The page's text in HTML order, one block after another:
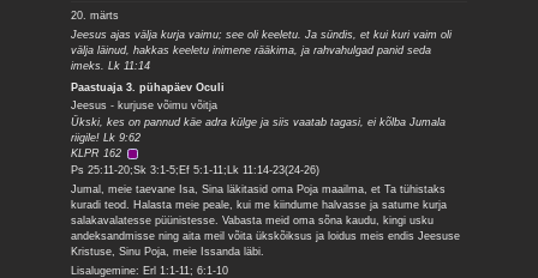
20. märts
Jeesus ajas välja kurja vaimu; see oli keeletu. Ja sündis, et kui kuri vaim oli
välja läinud, hakkas keeletu inimene rääkima, ja rahvahulgad panid seda
imeks. Lk 11:14
Paastuaja 3. pühapäev Oculi
Jeesus - kurjuse võimu võitja
Ükski, kes on pannud käe adra külge ja siis vaatab tagasi, ei kõlba Jumala
riigile! Lk 9:62
KLPR 162
Ps 25:11-20;Sk 3:1-5;Ef 5:1-11;Lk 11:14-23(24-26)
Jumal, meie taevane Isa, Sina läkitasid oma Poja maailma, et Ta tühistaks
kuradi teod. Halasta meie peale, kui me kiindume halvasse ja satume kurja
salakavalatesse püünistesse. Vabasta meid oma sõna kaudu, kingi usku
andeksandmisse ning aita meil võita ükskõiksus ja loidus meis endis Jeesuse
Kristuse, Sinu Poja, meie Issanda läbi.
Lisalugemine: Erl 1:1-11; 6:1-10